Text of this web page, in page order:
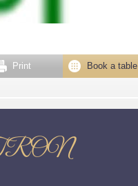
Book a table
Print